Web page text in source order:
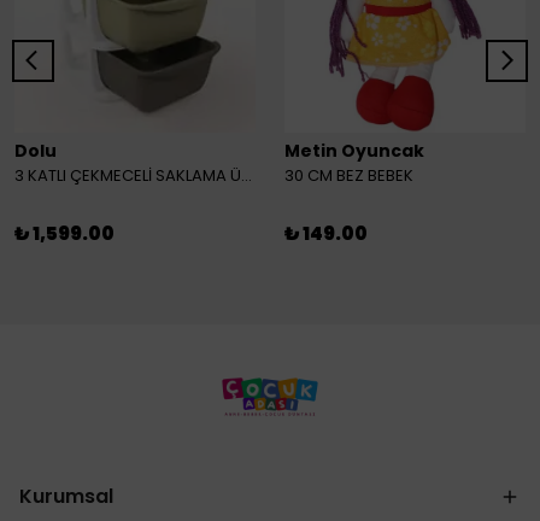
Dolu
3 KATLI ÇEKMECELİ SAKLAMA ÜNİTESİ
₺ 1,599.00
Metin Oyuncak
30 CM BEZ BEBEK
₺ 149.00
Kurumsal